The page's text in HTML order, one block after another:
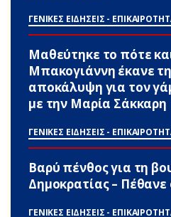
ΓΕΝΙΚΕΣ ΕΙΔΗΣΕΙΣ -
Μαθεύτηκε το πότε
Μπακογιάννη έκανε
αποκάλυψη για τον
με την Μαρία Σάκκαρη
ΓΕΝΙΚΕΣ ΕΙΔΗΣΕΙΣ -
Βαρύ πένθος για τη
Δημοκρατίας – Πέθανε
ΓΕΝΙΚΕΣ ΕΙΔΗΣΕΙΣ -